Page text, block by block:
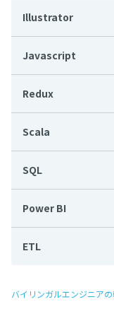
Illustrator
Javascript
Redux
Scala
SQL
Power BI
ETL
バイリンガルエンジニア